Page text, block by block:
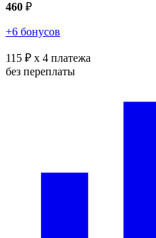
460 ₽
+6 бонусов
115 ₽ x 4 платежа
без переплаты